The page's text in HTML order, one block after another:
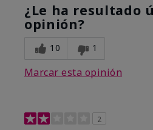
¿Le ha resultado
opinión?
10 1
Marcar esta opinión
2